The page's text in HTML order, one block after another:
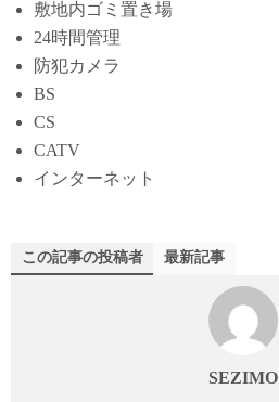
敷地内ゴミ置き場
24時間管理
防犯カメラ
BS
CS
CATV
インターネット
この記事の投稿者 最新記事
SEZIMO